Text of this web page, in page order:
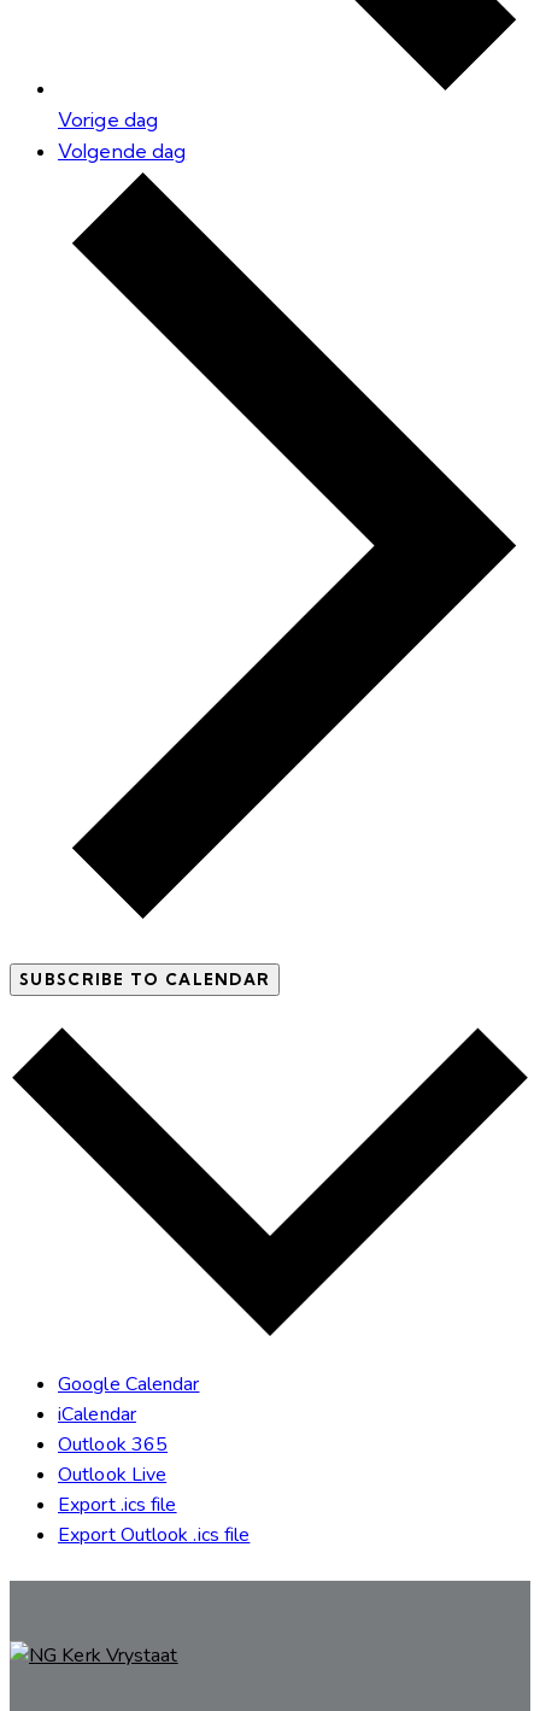
Vorige dag
Volgende dag
SUBSCRIBE TO CALENDAR
Google Calendar
iCalendar
Outlook 365
Outlook Live
Export .ics file
Export Outlook .ics file